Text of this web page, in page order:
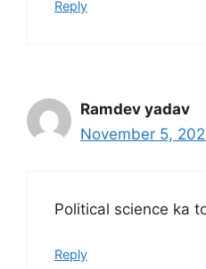
Reply
Ramdev yadav
November 5,
Political science ka
Reply